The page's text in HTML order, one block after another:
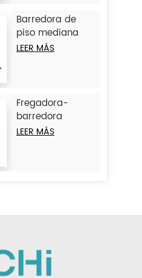
Barredora de
piso mediana
con operador a
LEER MÁS
Fregadora-
barredora
combinada de
LEER MÁS